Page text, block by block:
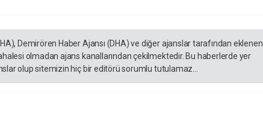
Demirören Haber Ajansı (DHA) ve diğer ajanslar tarafından eklenen
olmadan ajans kanallarından çekilmektedir. Bu haberlerde yer
olup sitemizin hiç bir editörü sorumlu tutulamaz...